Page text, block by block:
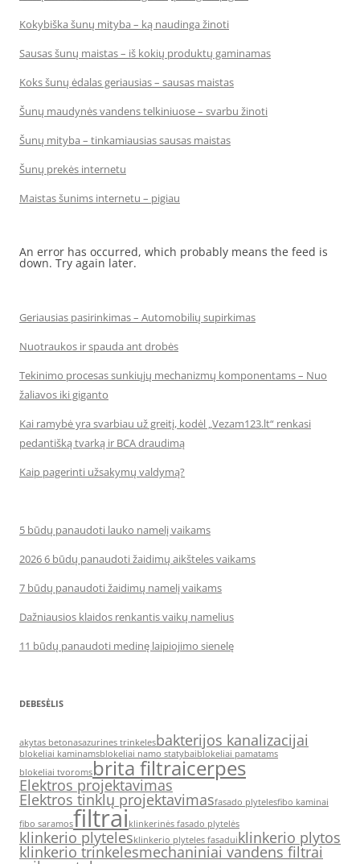
Kokybiška šunų mityba – ką naudinga žinoti
Sausas šunų maistas – iš kokių produktų gaminamas
Koks šunų ėdalas geriausias – sausas maistas
Šunų maudynės vandens telkiniuose – svarbu žinoti
Šunų mityba – tinkamiausias sausas maistas
Šunų prekės internetu
Maistas šunims internetu – pigiau
An error has occurred, which probably means the feed is
down. Try again later.
Geriausias pasirinkimas – Automobilių supirkimas
Nuotraukos ir spauda ant drobės
Tekinimo procesas sunkiųjų mechanizmų komponentams – Nuo
žaliavos iki giganto
Kai ramybė yra svarbiau už greitį, kodėl „Vezam123.lt“ renkasi
pedantišką tvarką ir BCA draudimą
Kaip pagerinti užsakymų valdymą?
5 būdų panaudoti lauko namelį vaikams
2026 6 būdų panaudoti žaidimų aikšteles vaikams
7 būdų panaudoti žaidimų namelį vaikams
Dažniausios klaidos renkantis vaikų namelius
11 būdų panaudoti medinę laipiojimo sienelę
DEBESĖLIS
akytas betonasazurines trinkelesbakterijos kanalizacijai
blokeliai kaminamsblokeliai namo statybaiblokeliai pamatams
blokeliai tvoromsbrita filtraicerpes
Elektros projektavimas
Elektros tinklų projektavimasfasado plytelesfibo kaminai
fibo saramosfiltrai klinkerinės fasado plytelės
klinkerio plytelesklinkerio plyteles fasaduiklinkerio plytos
klinkerio trinkelesmechaniniai vandens filtrai